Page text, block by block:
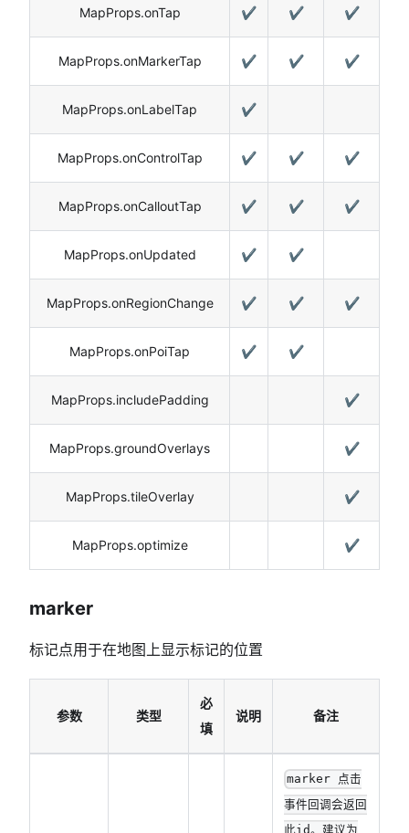
MapProps.onTap ✔️ ✔️ ✔️
MapProps.onMarkerTap ✔️ ✔️ ✔️
MapProps.onLabelTap ✔️
MapProps.onControlTap ✔️ ✔️ ✔️
MapProps.onCalloutTap ✔️ ✔️ ✔️
MapProps.onUpdated ✔️ ✔️
MapProps.onRegionChange ✔️ ✔️ ✔️
MapProps.onPoiTap ✔️ ✔️
MapProps.includePadding ✔️
MapProps.groundOverlays ✔️
MapProps.tileOverlay ✔️
MapProps.optimize ✔️
marker
标记点用于在地图上显示标记的位置
参数 类型
必
填
说明 备注
marker 点击
事件回调会返回
此id。建议为